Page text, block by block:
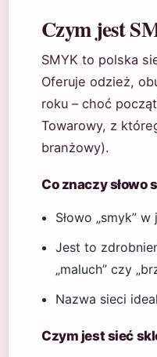
Czym jest
SMYK to polska
Oferuje odzież,
roku – choć
Towarowy, z
branżowy).
Co znaczy słowo
Słowo „smyk”
Jest to
„maluch” czy
Nazwa sieci
Czym jest sieć